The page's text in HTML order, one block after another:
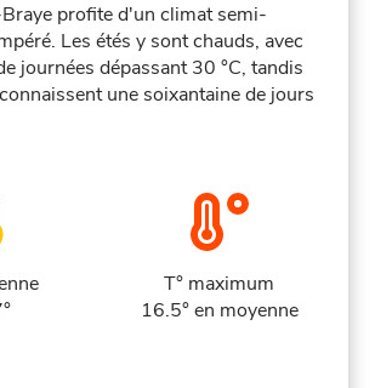
profite d'un climat semi-
Les étés y sont chauds, avec
journées dépassant 30 °C, tandis
une soixantaine de jours
T° maximum
16.5° en moyenne